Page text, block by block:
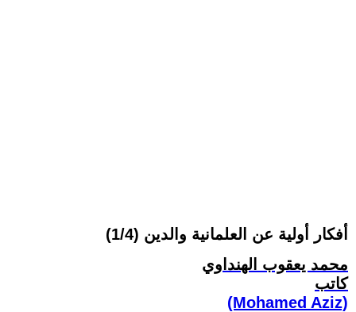
أفكار أولية عن العلمانية والدين (1/4)
محمد يعقوب الهنداوي
كاتب
(Mohamed Aziz)